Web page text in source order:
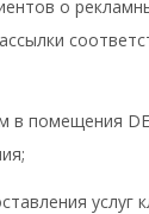
о
в помещения
услуг